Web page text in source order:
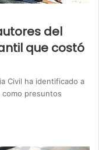
del
que costó
Civil ha identificado a
presuntos